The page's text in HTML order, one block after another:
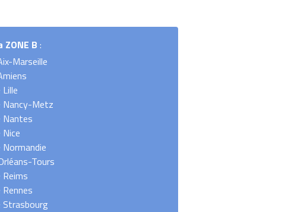
B :
Marseille
Nancy-Metz
Nantes
Tours
Reims
Strasbourg